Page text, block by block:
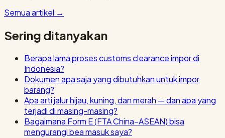
Semua artikel →
Sering ditanyakan
Berapa lama proses customs clearance impor di
Indonesia?
Dokumen apa saja yang dibutuhkan untuk impor
barang?
Apa arti jalur hijau, kuning, dan merah — dan apa yang
terjadi di masing-masing?
Bagaimana Form E (FTA China–ASEAN) bisa
mengurangi bea masuk saya?